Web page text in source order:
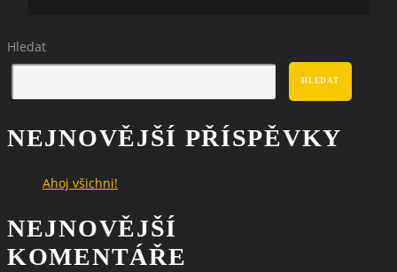
Hledat
HLEDAT
NEJNOVĚJŠÍ PŘÍSPĚVKY
Ahoj všichni!
NEJNOVĚJŠÍ
KOMENTÁŘE